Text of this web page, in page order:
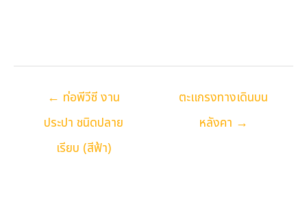
← ท่อพีวีซี งาน
ประปา ชนิดปลาย
เรียบ (สีฟ้า)
ตะแกรงทางเดินบน
หลังคา →